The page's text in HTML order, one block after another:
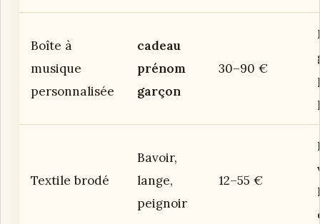
Boîte à
musique
personnalisée
cadeau
prénom
garçon
30–90 €
Textile brodé
Bavoir,
lange,
peignoir
12–55 €